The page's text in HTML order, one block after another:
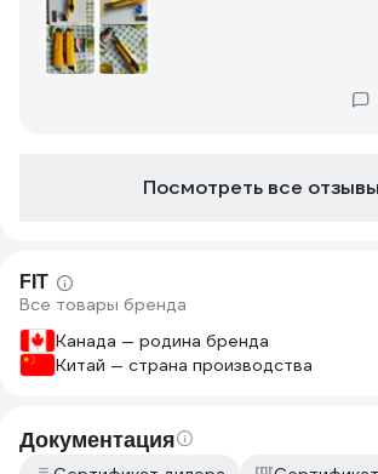
Посмотреть все отзывы
FIT
Все товары бренда
Канада — родина бренда
Китай — страна производства
Документация